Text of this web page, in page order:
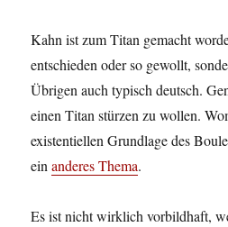
Kahn ist zum Titan gemacht
entschieden oder so gewollt,
Übrigen auch typisch deutsch.
einen Titan stürzen zu wollen.
existentiellen Grundlage des
einanderes Thema.
Es ist nicht wirklich vorbildhaft,